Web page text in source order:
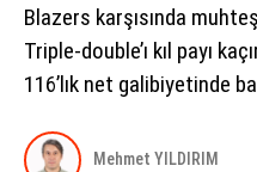
YAŞAM
EĞITIM
SAĞLIK
Blazers karşısında
Triple-double’ı kıl payı
116’lık net galibiyetinde
Mehmet YILDIRIM